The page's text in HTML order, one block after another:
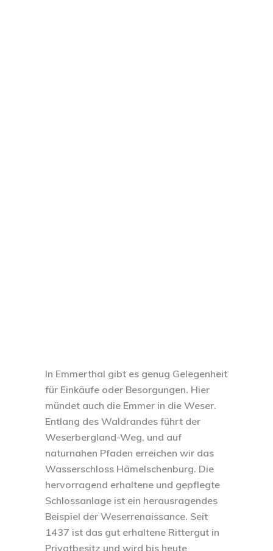
In Emmerthal gibt es genug Gelegenheit
für Einkäufe oder Besorgungen. Hier
mündet auch die Emmer in die Weser.
Entlang des Waldrandes führt der
Weserbergland-Weg, und auf
naturnahen Pfaden erreichen wir das
Wasserschloss Hämelschenburg. Die
hervorragend erhaltene und gepflegte
Schlossanlage ist ein herausragendes
Beispiel der Weserrenaissance. Seit
1437 ist das gut erhaltene Rittergut in
Privatbesitz und wird bis heute